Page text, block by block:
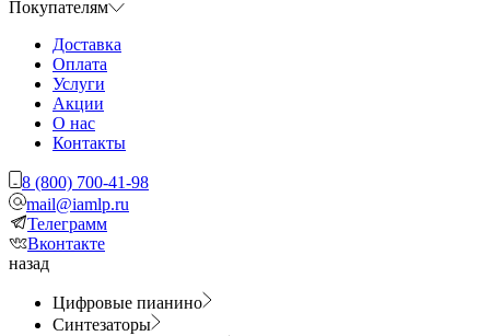
Покупателям
Доставка
Оплата
Услуги
Акции
О нас
Контакты
8 (800) 700-41-98
mail@iamlp.ru
Телеграмм
Вконтакте
назад
Цифровые пианино
Синтезаторы